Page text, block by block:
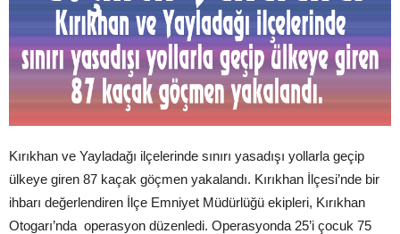
Kırıkhan ve Yayladağı ilçelerinde sınırı yasadışı yollarla geçip
ülkeye giren 87 kaçak göçmen yakalandı. Kırıkhan İlçesi’nde bir
ihbarı değerlendiren İlçe Emniyet Müdürlüğü ekipleri, Kırıkhan
Otogarı’nda operasyon düzenledi. Operasyonda 25’i çocuk 75